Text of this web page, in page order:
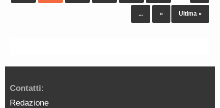
... » Ultima »
Contatti:
Redazione